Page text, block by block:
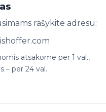
rašykite adresu:
atsakome per 1 val.,
– per 24 val.